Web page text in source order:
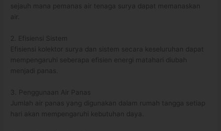
sejauh mana pemanas air tenaga surya dapat memanaskan
air.
2. Efisiensi Sistem
Efisiensi kolektor surya dan sistem secara keseluruhan dapat
mempengaruhi seberapa efisien energi matahari diubah
menjadi panas.
3. Penggunaan Air Panas
Jumlah air panas yang digunakan dalam rumah tangga setiap
hari akan mempengaruhi kebutuhan daya.